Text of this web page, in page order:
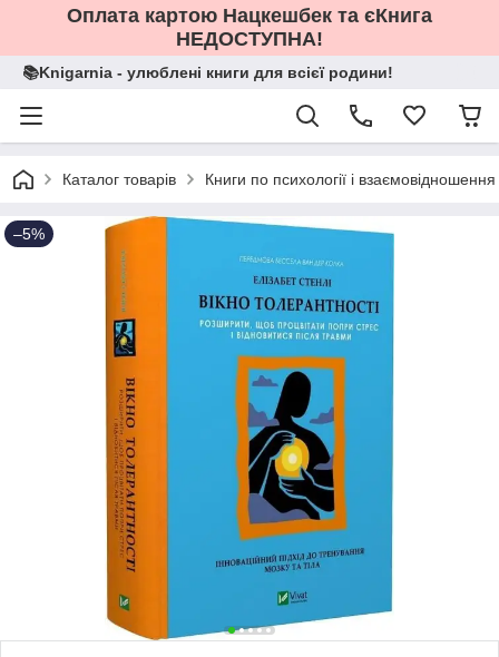
Оплата картою Нацкешбек та єКнига
НЕДОСТУПНА!
📚Knigarnia - улюблені книги для всієї родини!
Каталог товарів Книги по психології і взаємовідношення
–5%